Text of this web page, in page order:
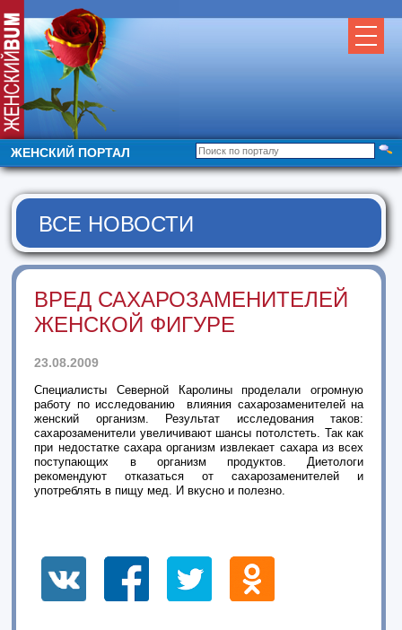
ЖЕНСКИЙ ПОРТАЛ
ВСЕ НОВОСТИ
ВРЕД САХАРОЗАМЕНИТЕЛЕЙ
ЖЕНСКОЙ ФИГУРЕ
23.08.2009
Специалисты Северной Каролины проделали огромную
работу по исследованию влияния сахарозаменителей на
женский организм. Результат исследования таков:
сахарозаменители увеличивают шансы потолстеть. Так как
при недостатке сахара организм извлекает сахара из всех
поступающих в организм продуктов. Диетологи
рекомендуют отказаться от сахарозаменителей и
употреблять в пищу мед. И вкусно и полезно.